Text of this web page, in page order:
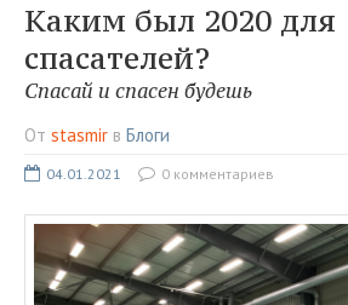
АВТОРЫ
ЧИТАЙТЕ
СМОТРИТЕ
НАШИ УСЛУГИ
ТУРЫ В ИСЛАНДИЮ
ЗАКАЖИТЕ ТУР
Каким был 2020 для
спасателей?
Спасай и спасен будешь
От stasmir в Блоги
04.01.2021 0 комментариев